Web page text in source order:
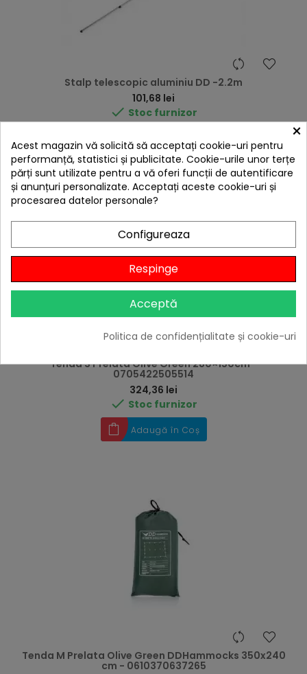
Stalp telescopic aluminiu DD -2.2m
101,68 lei
 Stoc furnizor
Tenda S Prelata Olive Green 280×150cm -
0705422505514
324,36 lei
 Stoc furnizor
Adaugă în Coș
Tenda M Prelata Olive Green DDHammocks 350x240
cm - 0610370637265
×
Acest magazin vă solicită să acceptați cookie-uri pentru
performanță, statistici și publicitate. Cookie-urile unor terțe
părți sunt utilizate pentru a vă oferi funcții de autentificare
și anunțuri personalizate. Acceptați aceste cookie-uri și
procesarea datelor personale?
Configureaza
Respinge
Acceptă
Politica de confidențialitate și cookie-uri
E